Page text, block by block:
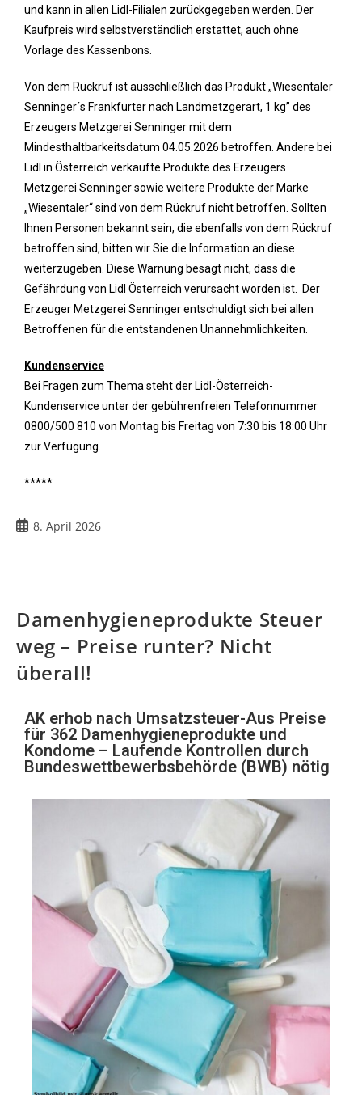
und kann in allen Lidl-Filialen zurückgegeben werden. Der
Kaufpreis wird selbstverständlich erstattet, auch ohne
Vorlage des Kassenbons.
Von dem Rückruf ist ausschließlich das Produkt „Wiesentaler
Senninger´s Frankfurter nach Landmetzgerart, 1 kg” des
Erzeugers Metzgerei Senninger mit dem
Mindesthaltbarkeitsdatum 04.05.2026 betroffen. Andere bei
Lidl in Österreich verkaufte Produkte des Erzeugers
Metzgerei Senninger sowie weitere Produkte der Marke
„Wiesentaler“ sind von dem Rückruf nicht betroffen. Sollten
Ihnen Personen bekannt sein, die ebenfalls von dem Rückruf
betroffen sind, bitten wir Sie die Information an diese
weiterzugeben. Diese Warnung besagt nicht, dass die
Gefährdung von Lidl Österreich verursacht worden ist. Der
Erzeuger Metzgerei Senninger entschuldigt sich bei allen
Betroffenen für die entstandenen Unannehmlichkeiten.
Kundenservice
Bei Fragen zum Thema steht der Lidl-Österreich-
Kundenservice unter der gebührenfreien Telefonnummer
0800/500 810 von Montag bis Freitag von 7:30 bis 18:00 Uhr
zur Verfügung.
*****
8. April 2026
Damenhygieneprodukte Steuer
weg – Preise runter? Nicht
überall!
AK erhob nach Umsatzsteuer-Aus Preise
für 362 Damenhygieneprodukte und
Kondome – Laufende Kontrollen durch
Bundeswettbewerbsbehörde (BWB) nötig